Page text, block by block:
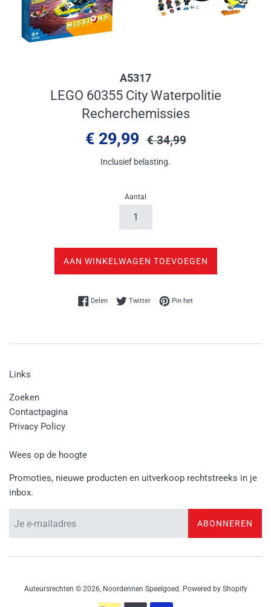
A5317
LEGO 60355 City Waterpolitie
Recherchemissies
Aanbiedingsprijs
€ 29,99
prijs
€ 34,99
Inclusief belasting.
Aantal
AAN WINKELWAGEN TOEVOEGEN
DelenDelen op Facebook
TwitterTwitteren op Twitter
Pin hetPinnen op Pinterest
Links
Zoeken
Contactpagina
Privacy Policy
Wees op de hoogte
Promoties, nieuwe producten en uitverkoop rechtstreeks in je
inbox.
ABONNEREN
Auteursrechten © 2026, Noordennen Speelgoed . Powered by Shopify